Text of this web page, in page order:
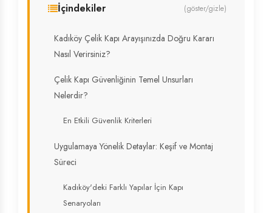
İçindekiler (göster/gizle)
Kadıköy Çelik Kapı Arayışınızda Doğru Kararı
Nasıl Verirsiniz?
Çelik Kapı Güvenliğinin Temel Unsurları
Nelerdir?
En Etkili Güvenlik Kriterleri
Uygulamaya Yönelik Detaylar: Keşif ve Montaj
Süreci
Kadıköy'deki Farklı Yapılar İçin Kapı
Senaryoları